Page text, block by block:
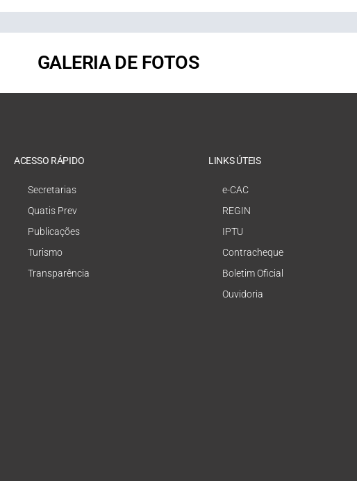
GALERIA DE FOTOS
ACESSO RÁPIDO
Secretarias
Quatis Prev
Publicações
Turismo
Transparência
LINKS ÚTEIS
e-CAC
REGIN
IPTU
Contracheque
Boletim Oficial
Ouvidoria